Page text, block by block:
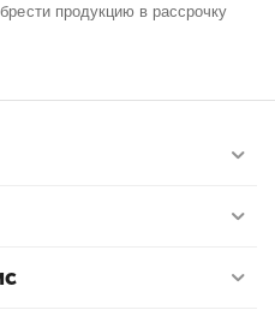
продукцию в рассрочку